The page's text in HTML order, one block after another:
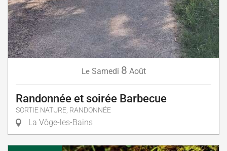
Le Samedi 8 Août
Randonnée et soirée Barbecue
SORTIE NATURE, RANDONNÉE
La Vôge-les-Bains